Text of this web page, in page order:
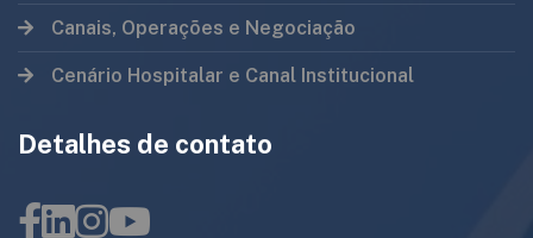
Canais, Operações e Negociação
Cenário Hospitalar e Canal Institucional
Detalhes de contato